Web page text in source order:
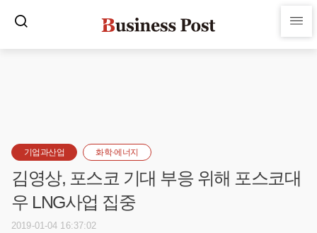
기업과산업 화학·에너지
김영상, 포스코 기대 부응 위해 포스코대
우 LNG사업 집중
2019-01-04 16:37:02